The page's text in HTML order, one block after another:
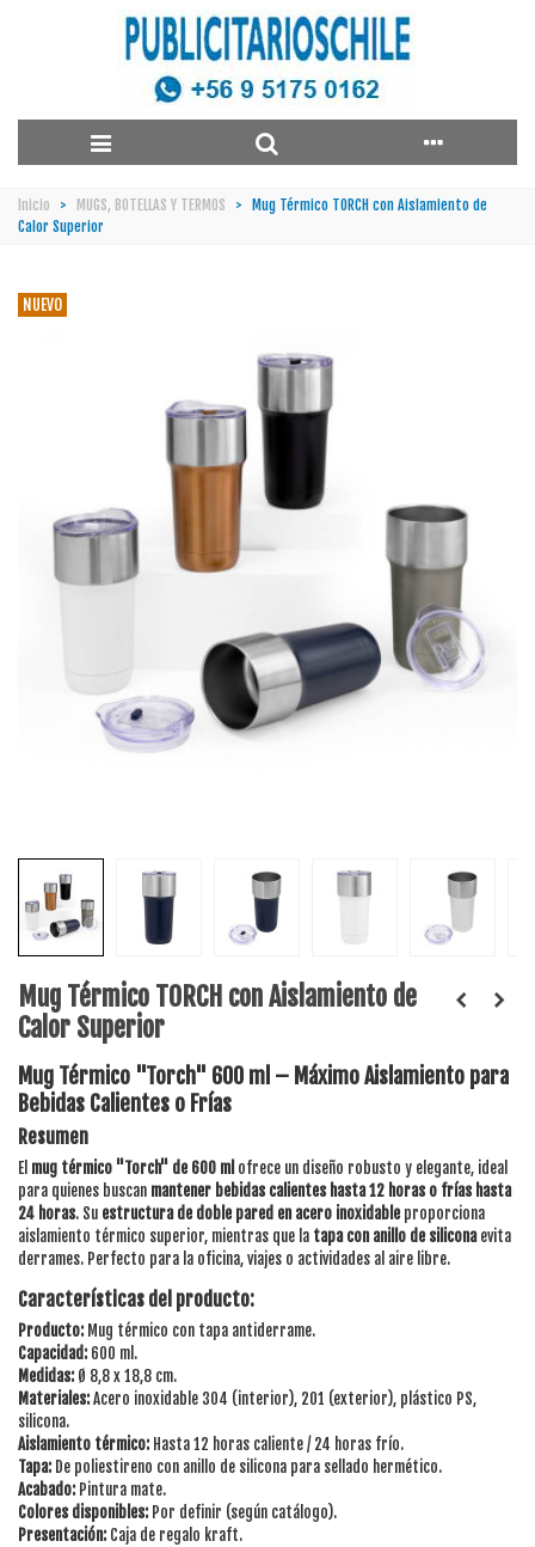
Inicio > MUGS, BOTELLAS Y TERMOS > Mug Térmico TORCH con Aislamiento de
Calor Superior
NUEVO
Mug Térmico TORCH con Aislamiento de
Calor Superior
Mug Térmico "Torch" 600 ml – Máximo Aislamiento para
Bebidas Calientes o Frías
Resumen
El mug térmico "Torch" de 600 ml ofrece un diseño robusto y elegante, ideal
para quienes buscan mantener bebidas calientes hasta 12 horas o frías hasta
24 horas. Su estructura de doble pared en acero inoxidableproporciona
aislamiento térmico superior, mientras que la tapa con anillo de siliconaevita
derrames. Perfecto para la oficina, viajes o actividades al aire libre.
Características del producto:
Producto: Mug térmico con tapa antiderrame.
Capacidad: 600 ml.
Medidas: Ø 8,8 x 18,8 cm.
Materiales:Acero inoxidable 304 (interior), 201 (exterior), plástico PS,
silicona.
Aislamiento térmico: Hasta 12 horas caliente / 24 horas frío.
Tapa: De poliestireno con anillo de silicona para sellado hermético.
Acabado: Pintura mate.
Colores disponibles: Por definir (según catálogo).
Presentación: Caja de regalo kraft.